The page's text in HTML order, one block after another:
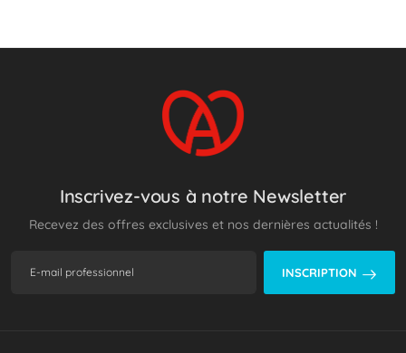
Inscrivez-vous à notre Newsletter
Recevez des offres exclusives et nos dernières actualités !
INSCRIPTION